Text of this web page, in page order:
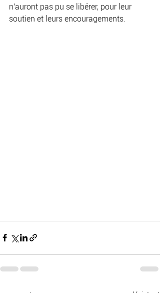
n'auront pas pu se libérer, pour leur
soutien et leurs encouragements.